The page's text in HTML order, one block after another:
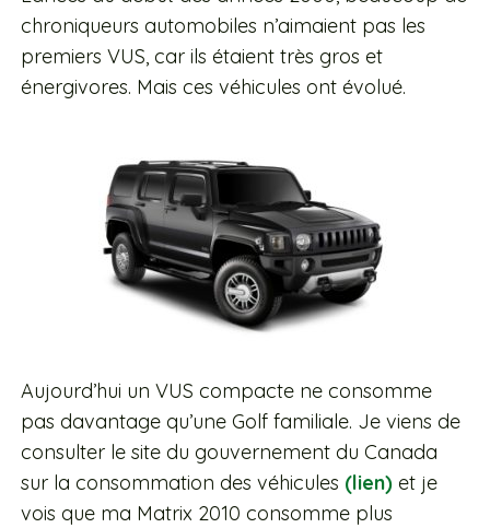
chroniqueurs automobiles n’aimaient pas les
premiers VUS, car ils étaient très gros et
énergivores. Mais ces véhicules ont évolué.
Aujourd’hui un VUS compacte ne consomme
pas davantage qu’une Golf familiale. Je viens de
consulter le site du gouvernement du Canada
sur la consommation des véhicules (lien)et je
vois que ma Matrix 2010 consomme plus